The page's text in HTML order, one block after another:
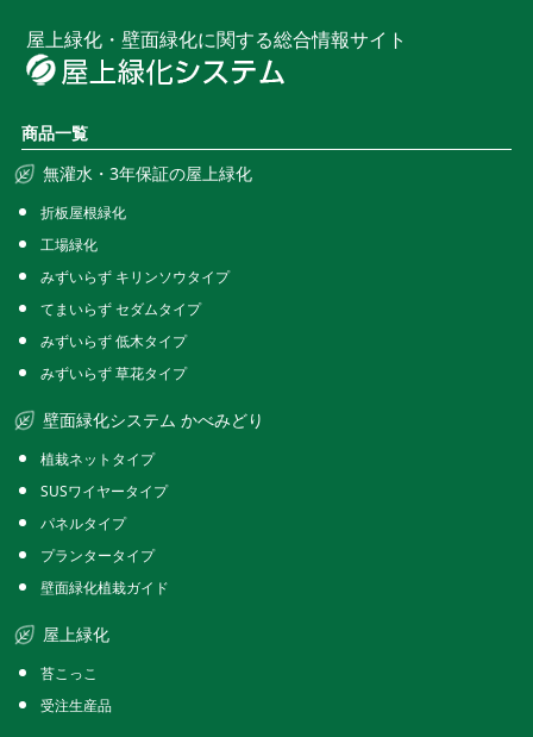
屋上緑化・壁面緑化に関する総合情報サイト
商品一覧
無灌水・3年保証の屋上緑化
折板屋根緑化
工場緑化
みずいらず キリンソウタイプ
てまいらず セダムタイプ
みずいらず 低木タイプ
みずいらず 草花タイプ
壁面緑化システム かべみどり
植栽ネットタイプ
SUSワイヤータイプ
パネルタイプ
プランタータイプ
壁面緑化植栽ガイド
屋上緑化
苔こっこ
受注生産品